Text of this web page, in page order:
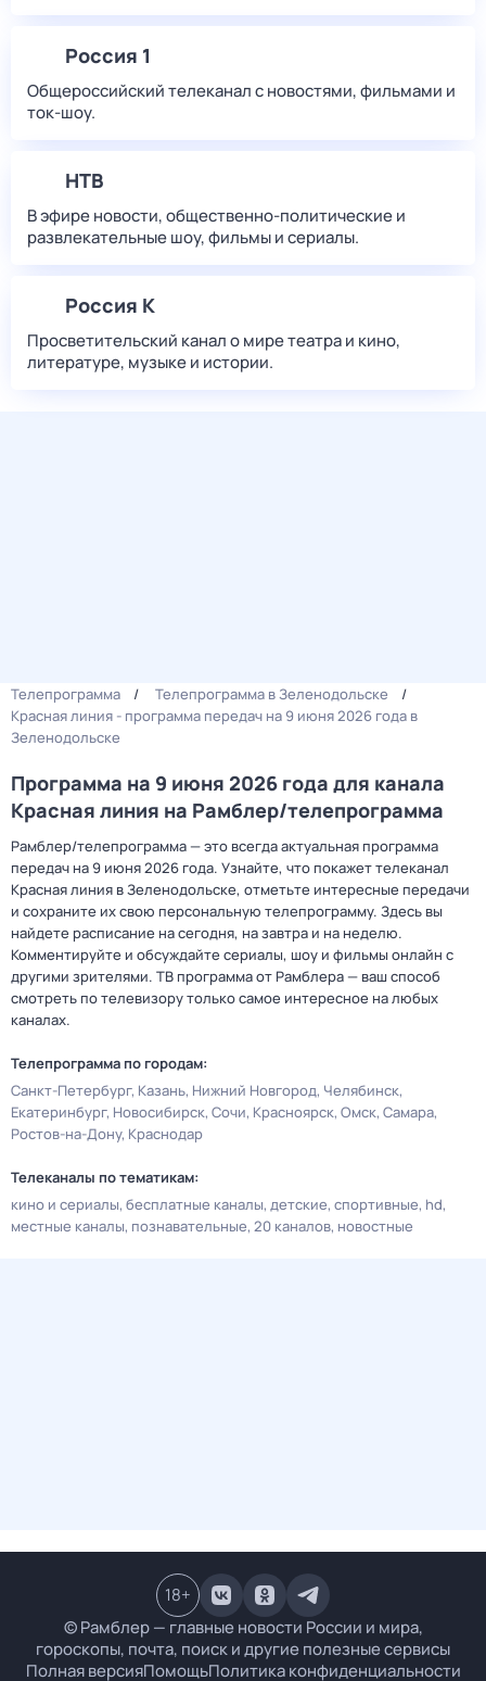
Россия 1
Общероссийский телеканал с новостями, фильмами и
ток-шоу.
НТВ
В эфире новости, общественно-политические и
развлекательные шоу, фильмы и сериалы.
Россия К
Просветительский канал о мире театра и кино,
литературе, музыке и истории.
Телепрограмма
Телепрограмма в Зеленодольске
Красная линия - программа передач на 9 июня 2026 года в
Зеленодольске
Программа на 9 июня 2026 года для канала
Красная линия на Рамблер/телепрограмма
Рамблер/телепрограмма — это всегда актуальная программа
передач на 9 июня 2026 года. Узнайте, что покажет телеканал
Красная линия в Зеленодольске, отметьте интересные передачи
и сохраните их свою персональную телепрограмму. Здесь вы
найдете расписание на сегодня, на завтра и на неделю.
Комментируйте и обсуждайте сериалы, шоу и фильмы онлайн с
другими зрителями. ТВ программа от Рамблера — ваш способ
смотреть по телевизору только самое интересное на любых
каналах.
Телепрограмма по городам:
Санкт-Петербург Казань Нижний Новгород Челябинск
Екатеринбург Новосибирск Сочи Красноярск Омск Самара
Ростов-на-Дону Краснодар
Телеканалы по тематикам:
кино и сериалы бесплатные каналы детские спортивные hd
местные каналы познавательные 20 каналов новостные
© Рамблер — главные новости России и мира,
гороскопы, почта, поиск и другие полезные сервисы
Полная версияПомощьПолитика конфиденциальности
18+